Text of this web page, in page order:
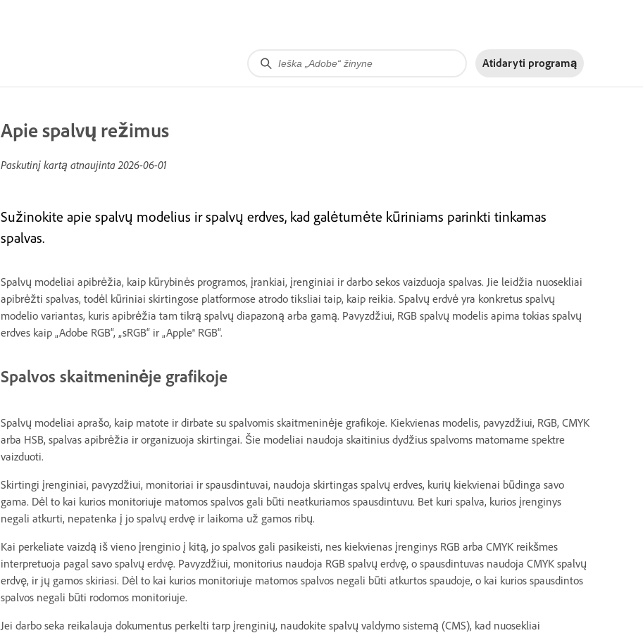
Atidaryti programą
Apie spalvų režimus
Paskutinį kartą atnaujinta2026-06-01
Sužinokite apie spalvų modelius ir spalvų erdves, kad galėtumėte kūriniams parinkti tinkamas
spalvas.
Spalvų modeliai apibrėžia, kaip kūrybinės programos, įrankiai, įrenginiai ir darbo sekos vaizduoja spalvas. Jie leidžia nuosekliai
apibrėžti spalvas, todėl kūriniai skirtingose platformose atrodo tiksliai taip, kaip reikia. Spalvų erdvė yra konkretus spalvų
modelio variantas, kuris apibrėžia tam tikrą spalvų diapazoną arba gamą. Pavyzdžiui, RGB spalvų modelis apima tokias spalvų
erdves kaip „Adobe RGB“, „sRGB“ ir „Apple® RGB“.
Spalvos skaitmeninėje grafikoje
Spalvų modeliai aprašo, kaip matote ir dirbate su spalvomis skaitmeninėje grafikoje. Kiekvienas modelis, pavyzdžiui, RGB, CMYK
arba HSB, spalvas apibrėžia ir organizuoja skirtingai. Šie modeliai naudoja skaitinius dydžius spalvoms matomame spektre
vaizduoti.
Skirtingi įrenginiai, pavyzdžiui, monitoriai ir spausdintuvai, naudoja skirtingas spalvų erdves, kurių kiekvienai būdinga savo
gama. Dėl to kai kurios monitoriuje matomos spalvos gali būti neatkuriamos spausdintuvu. Bet kuri spalva, kurios įrenginys
negali atkurti, nepatenka į jo spalvų erdvę ir laikoma už gamos ribų.
Kai perkeliate vaizdą iš vieno įrenginio į kitą, jo spalvos gali pasikeisti, nes kiekvienas įrenginys RGB arba CMYK reikšmes
interpretuoja pagal savo spalvų erdvę. Pavyzdžiui, monitorius naudoja RGB spalvų erdvę, o spausdintuvas naudoja CMYK spalvų
erdvę, ir jų gamos skiriasi. Dėl to kai kurios monitoriuje matomos spalvos negali būti atkurtos spaudoje, o kai kurios spausdintos
spalvos negali būti rodomos monitoriuje.
Jei darbo seka reikalauja dokumentus perkelti tarp įrenginių, naudokite spalvų valdymo sistemą (CMS), kad nuosekliai